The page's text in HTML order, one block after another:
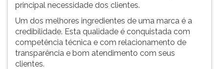
principal necessidade dos clientes.
Um dos melhores ingredientes de uma marca é a
credibilidade. Esta qualidade é conquistada com
competência técnica e com relacionamento de
transparência e bom atendimento com seus
clientes.